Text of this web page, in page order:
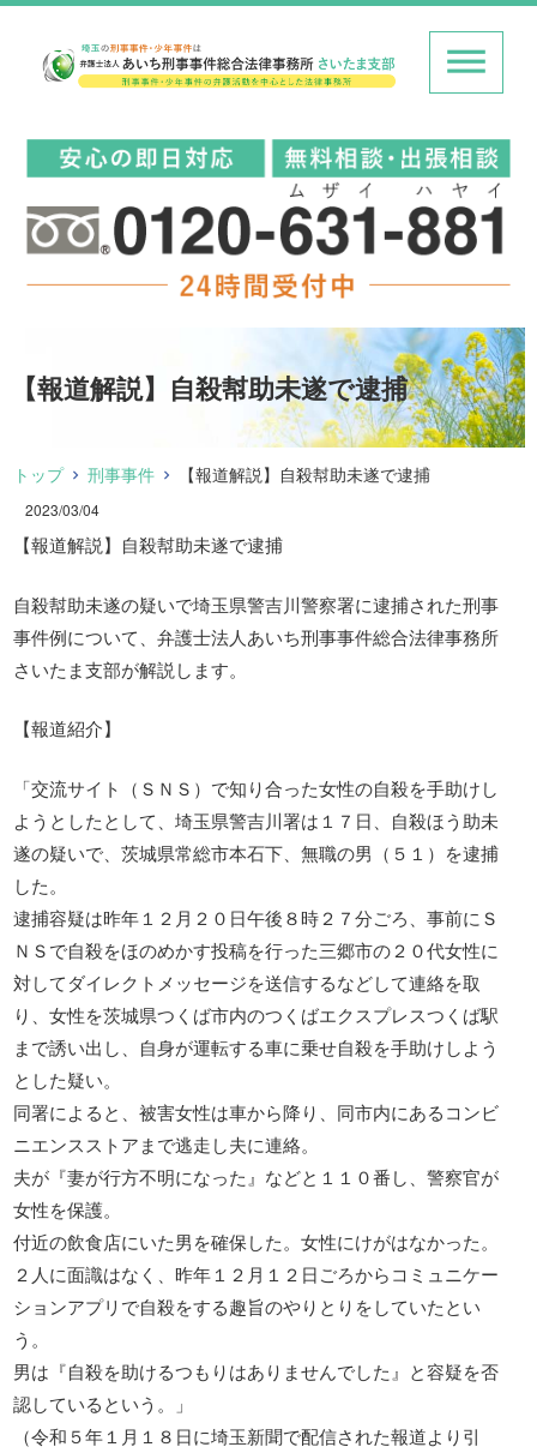
【報道解説】自殺幇助未遂で逮捕
トップ 刑事事件 【報道解説】自殺幇助未遂で逮捕
2023/03/04
【報道解説】自殺幇助未遂で逮捕
自殺幇助未遂の疑いで埼玉県警吉川警察署に逮捕された刑事
事件例について、弁護士法人あいち刑事事件総合法律事務所
さいたま支部が解説します。
【報道紹介】
「交流サイト（ＳＮＳ）で知り合った女性の自殺を手助けし
ようとしたとして、埼玉県警吉川署は１７日、自殺ほう助未
遂の疑いで、茨城県常総市本石下、無職の男（５１）を逮捕
した。
逮捕容疑は昨年１２月２０日午後８時２７分ごろ、事前にＳ
ＮＳで自殺をほのめかす投稿を行った三郷市の２０代女性に
対してダイレクトメッセージを送信するなどして連絡を取
り、女性を茨城県つくば市内のつくばエクスプレスつくば駅
まで誘い出し、自身が運転する車に乗せ自殺を手助けしよう
とした疑い。
同署によると、被害女性は車から降り、同市内にあるコンビ
ニエンスストアまで逃走し夫に連絡。
夫が『妻が行方不明になった』などと１１０番し、警察官が
女性を保護。
付近の飲食店にいた男を確保した。女性にけがはなかった。
２人に面識はなく、昨年１２月１２日ごろからコミュニケー
ションアプリで自殺をする趣旨のやりとりをしていたとい
う。
男は『自殺を助けるつもりはありませんでした』と容疑を否
認しているという。」
（令和５年１月１８日に埼玉新聞で配信された報道より引